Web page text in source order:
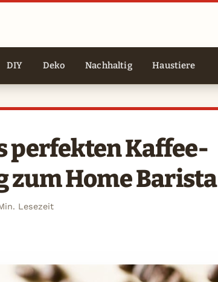
DIY Deko Nachhaltig Haustiere
perfekten Kaffee-
zum Home Barista
Lesezeit